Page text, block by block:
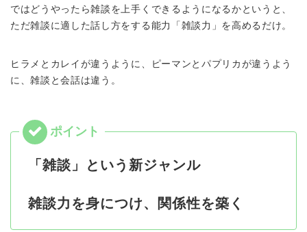
ではどうやったら雑談を上手くできるようになるかというと、
ただ雑談に適した話し方をする能力「雑談力」を高めるだけ。
ヒラメとカレイが違うように、ピーマンとパプリカが違うよう
に、雑談と会話は違う。
「雑談」という新ジャンル
雑談力を身につけ、関係性を築く